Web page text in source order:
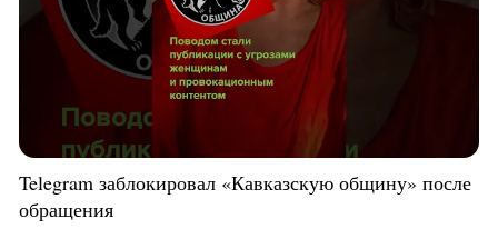
Telegram заблокировал «Кавказскую общину» после
обращения